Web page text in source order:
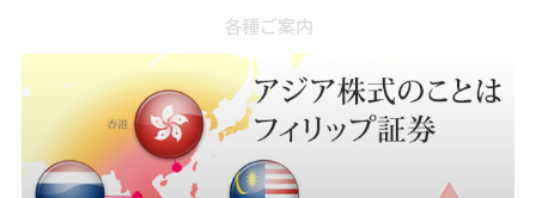
各種ご案内